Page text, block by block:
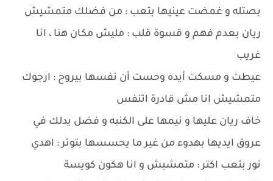
بصتله و غمضت عينيها بتعب : من فضلك متمشيش
ريان بعدم فهم و قسوة قلب : مليش مكان هنا ، انا
غريب
عيطت و مسكت أيده وحست أن نفسها بيروح : ارجوك
متمشيش انا مش قادرة اتنفس
خاف ريان عليها و نيمها على الكنبه و فضل يدلك في
عروق ايديها بهدوء من غير ما يحسسها بتوتر : اهدي
نور بتعب اكتر : متمشيش و انا هكون كويسة